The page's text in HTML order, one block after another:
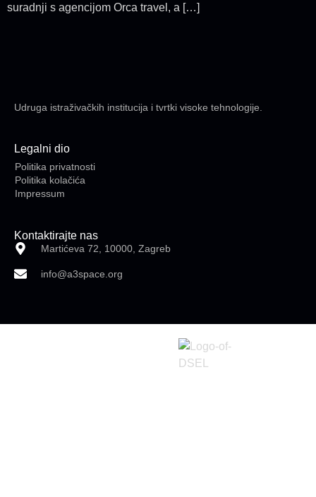
suradnji s agencijom Orca travel, a […]
Udruga istraživačkih institucija i tvrtki visoke tehnologije.
Legalni dio
Politika privatnosti
Politika kolačića
Impressum
Kontaktirajte nas
Martićeva 72, 10000, Zagreb
info@a3space.org